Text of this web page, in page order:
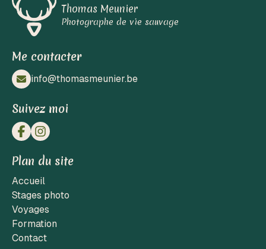
Thomas Meunier
Photographe de vie sauvage
Me contacter
info@thomasmeunier.be
Suivez moi
Plan du site
Accueil
Stages photo
Voyages
Formation
Contact